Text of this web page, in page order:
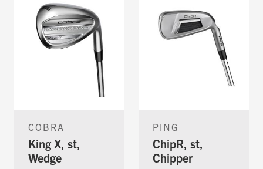
COBRA
King X, st,
Wedge
PING
ChipR, st,
Chipper